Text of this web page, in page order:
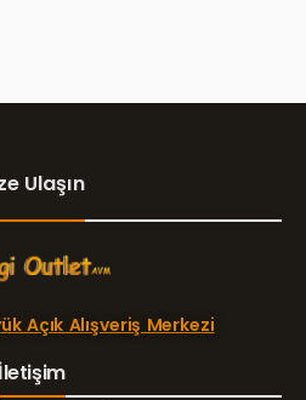
Ulaşın
Açık Alışveriş Merkezi
İletişim